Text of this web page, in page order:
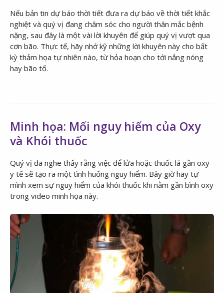
Nếu bản tin dự báo thời tiết đưa ra dự báo về thời tiết khắc
nghiệt và quý vị đang chăm sóc cho người thân mắc bệnh
nặng, sau đây là một vài lời khuyên để giúp quý vị vượt qua
cơn bão. Thực tế, hãy nhớ kỹ những lời khuyên này cho bất
kỳ thảm họa tự nhiên nào, từ hỏa hoạn cho tới nắng nóng
hay bão tố.
Minh họa: Mối nguy hiểm của Oxy
và Khói thuốc
Quý vị đã nghe thấy rằng việc để lửa hoặc thuốc lá gần oxy
y tế sẽ tạo ra một tình huống nguy hiểm. Bây giờ hãy tự
mình xem sự nguy hiểm của khói thuốc khi nằm gần bình oxy
trong video minh họa này.